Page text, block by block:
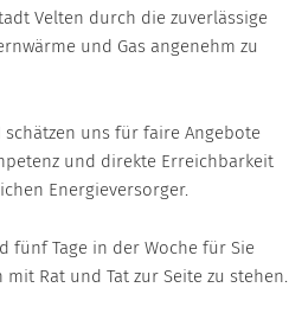
Velten durch die zuverlässige
und Gas angenehm zu
schätzen uns für faire Angebote
und direkte Erreichbarkeit
Energieversorger.
fünf Tage in der Woche für Sie
Rat und Tat zur Seite zu stehen.